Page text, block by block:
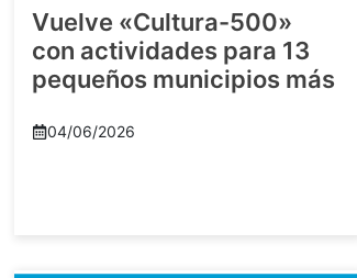
Vuelve «Cultura-500»
con actividades para 13
pequeños municipios más
04/06/2026